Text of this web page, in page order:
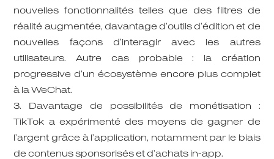
nouvelles fonctionnalités telles que des filtres de
réalité augmentée, davantage d’outils d’édition et de
nouvelles façons d’interagir avec les autres
utilisateurs. Autre cas probable : la création
progressive d’un écosystème encore plus complet
à la WeChat.
Davantage de possibilités de monétisation :
TikTok a expérimenté des moyens de gagner de
l’argent grâce à l’application, notamment par le biais
de contenus sponsorisés et d’achats in-app.